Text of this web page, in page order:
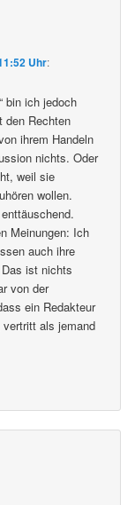
Uhr:
bin ich jedoch
den Rechten
ihrem Handeln
nichts. Oder
weil sie
wollen.
Meinungen: Ich
auch ihre
ist nichts
von der
ein Redakteur
vertritt als jemand